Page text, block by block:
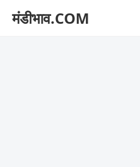
मंडीभाव.COM